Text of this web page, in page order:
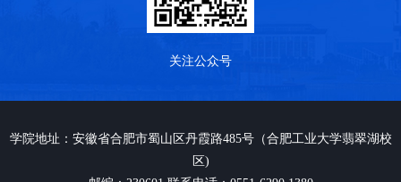
关注公众号
学院地址：安徽省合肥市蜀山区丹霞路485号（合肥工业大学翡翠湖校
区)